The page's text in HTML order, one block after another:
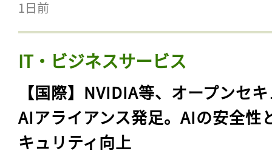
1日前
IT・ビジネスサービス
【国際】NVIDIA等、オープンセ
AIアライアンス発足。AIの安全性
キュリティ向上